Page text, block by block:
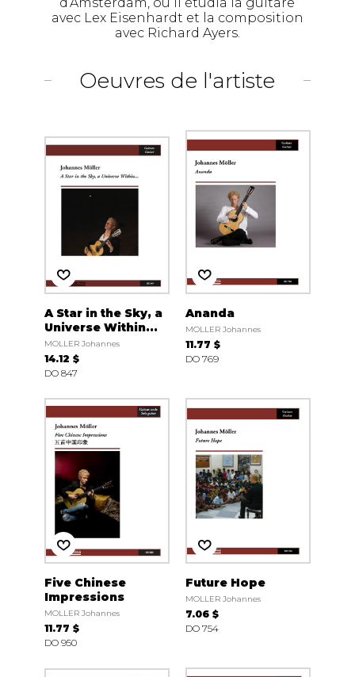
avec Lex Eisenhardt et la composition
avec Richard Ayers.
Oeuvres de l'artiste
A Star in the Sky, a
Universe Within...
MOLLER Johannes
14.12 $
DO 847
Ananda
MOLLER Johannes
11.77 $
DO 769
Five Chinese
Impressions
MOLLER Johannes
11.77 $
DO 950
Future Hope
MOLLER Johannes
7.06 $
DO 754